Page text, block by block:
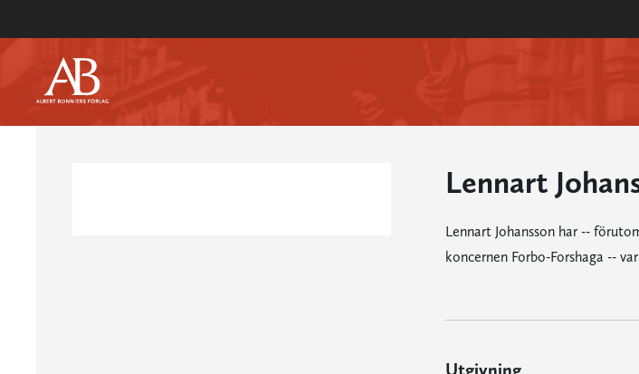
Lennart
Lennart Johansson har --
koncernen Forbo-Forshaga --
Utgivning